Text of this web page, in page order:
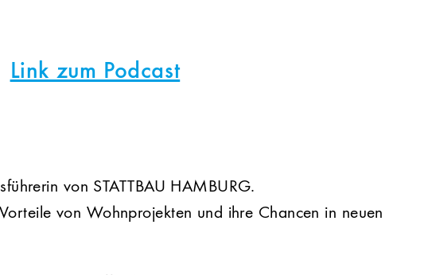
Link zum Podcast
von STATTBAU HAMBURG.
von Wohnprojekten und ihre Chancen in neuen